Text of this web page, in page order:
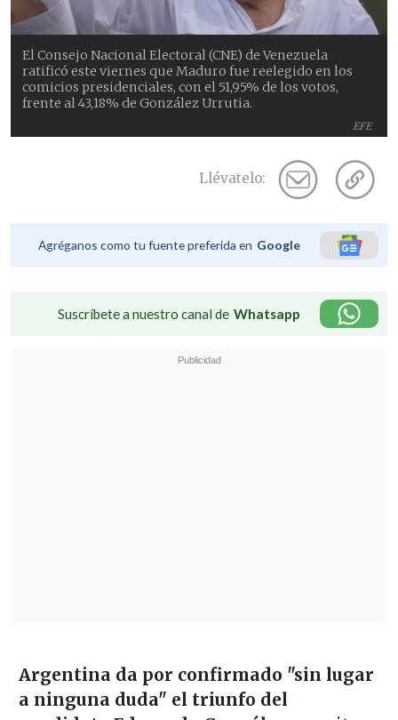
EFE
El Consejo Nacional Electoral (CNE) de Venezuela
ratificó este viernes que Maduro fue reelegido en los
comicios presidenciales, con el 51,95% de los votos,
frente al 43,18% de González Urrutia.
Llévatelo:
Agréganos como tu fuente preferida en Google
Suscríbete a nuestro canal de Whatsapp
Argentina da por confirmado "sin lugar
a ninguna duda" el triunfo del